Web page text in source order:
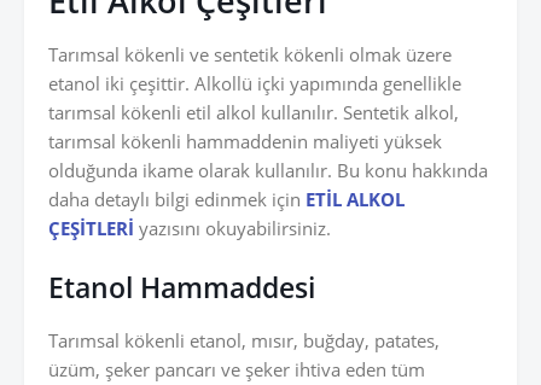
Tarımsal kökenli ve sentetik kökenli olmak üzere
etanol iki çeşittir. Alkollü içki yapımında genellikle
tarımsal kökenli etil alkol kullanılır. Sentetik alkol,
tarımsal kökenli hammaddenin maliyeti yüksek
olduğunda ikame olarak kullanılır. Bu konu hakkında
daha detaylı bilgi edinmek için ETİL ALKOL
ÇEŞİTLERİ yazısını okuyabilirsiniz.
Etanol Hammaddesi
Tarımsal kökenli etanol, mısır, buğday, patates,
üzüm, şeker pancarı ve şeker ihtiva eden tüm